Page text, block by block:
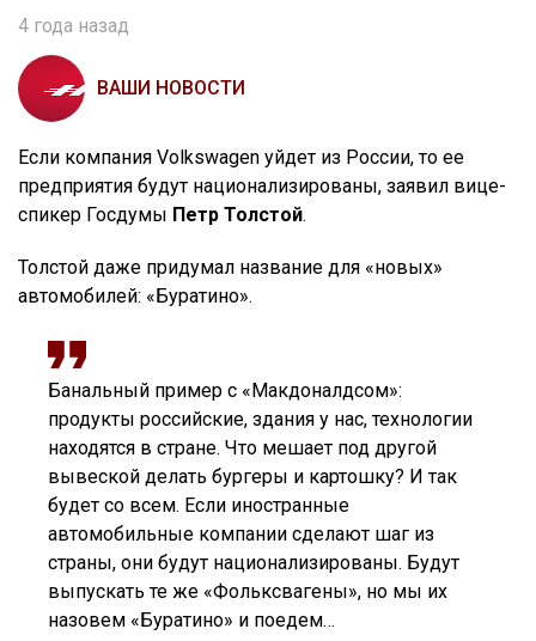
4 года назад
ВАШИ НОВОСТИ
Если компания Volkswagen уйдет из России, то ее
предприятия будут национализированы, заявил вице-
спикер Госдумы Петр Толстой.
Толстой даже придумал название для «новых»
автомобилей: «Буратино».
Банальный пример с «Макдоналдсом»:
продукты российские, здания у нас, технологии
находятся в стране. Что мешает под другой
вывеской делать бургеры и картошку? И так
будет со всем. Если иностранные
автомобильные компании сделают шаг из
страны, они будут национализированы. Будут
выпускать те же «Фольксвагены», но мы их
назовем «Буратино» и поедем…